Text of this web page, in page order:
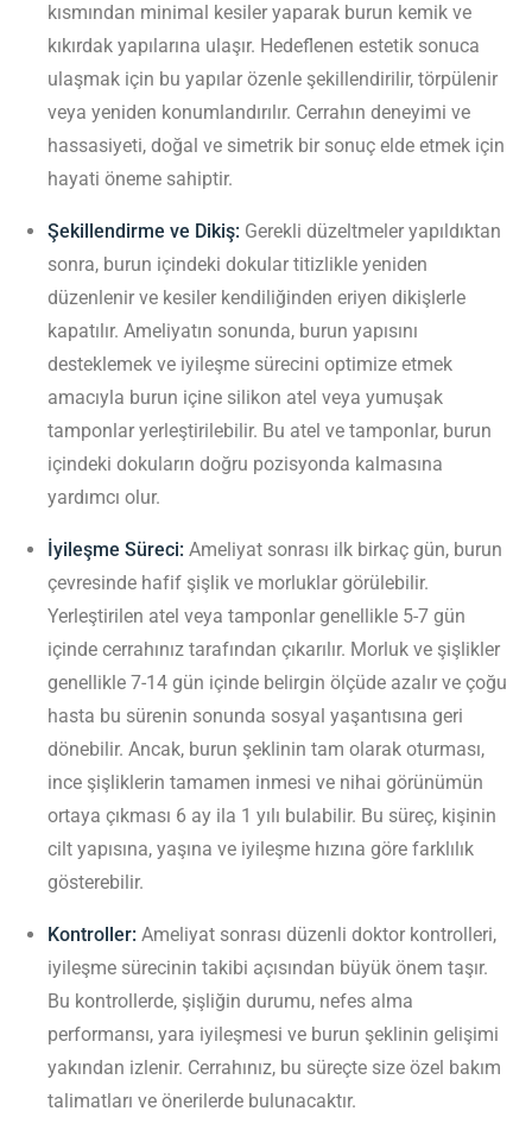
kısmından minimal kesiler yaparak burun kemik ve
kıkırdak yapılarına ulaşır. Hedeflenen estetik sonuca
ulaşmak için bu yapılar özenle şekillendirilir, törpülenir
veya yeniden konumlandırılır. Cerrahın deneyimi ve
hassasiyeti, doğal ve simetrik bir sonuç elde etmek için
hayati öneme sahiptir.
Şekillendirme ve Dikiş: Gerekli düzeltmeler yapıldıktan
sonra, burun içindeki dokular titizlikle yeniden
düzenlenir ve kesiler kendiliğinden eriyen dikişlerle
kapatılır. Ameliyatın sonunda, burun yapısını
desteklemek ve iyileşme sürecini optimize etmek
amacıyla burun içine silikon atel veya yumuşak
tamponlar yerleştirilebilir. Bu atel ve tamponlar, burun
içindeki dokuların doğru pozisyonda kalmasına
yardımcı olur.
İyileşme Süreci: Ameliyat sonrası ilk birkaç gün, burun
çevresinde hafif şişlik ve morluklar görülebilir.
Yerleştirilen atel veya tamponlar genellikle 5-7 gün
içinde cerrahınız tarafından çıkarılır. Morluk ve şişlikler
genellikle 7-14 gün içinde belirgin ölçüde azalır ve çoğu
hasta bu sürenin sonunda sosyal yaşantısına geri
dönebilir. Ancak, burun şeklinin tam olarak oturması,
ince şişliklerin tamamen inmesi ve nihai görünümün
ortaya çıkması 6 ay ila 1 yılı bulabilir. Bu süreç, kişinin
cilt yapısına, yaşına ve iyileşme hızına göre farklılık
gösterebilir.
Kontroller: Ameliyat sonrası düzenli doktor kontrolleri,
iyileşme sürecinin takibi açısından büyük önem taşır.
Bu kontrollerde, şişliğin durumu, nefes alma
performansı, yara iyileşmesi ve burun şeklinin gelişimi
yakından izlenir. Cerrahınız, bu süreçte size özel bakım
talimatları ve önerilerde bulunacaktır.